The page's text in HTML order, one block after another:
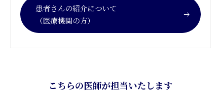
患者さんの紹介について
（医療機関の方）
こちらの医師が担当いたします